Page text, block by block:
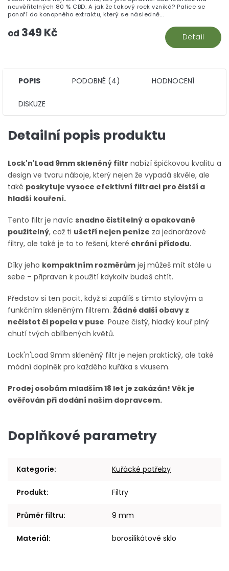
od 349 Kč Detail
neuvěřitelných 80 % CBD. A jak že takový rock vzniká? Palice se
ponoří do konopného extraktu, který se následně...
POPIS PODOBNÉ (4) HODNOCENÍ
DISKUZE
Detailní popis produktu
Lock'n'Load 9mm skleněný filtr nabízí špičkovou kvalitu a
design ve tvaru náboje, který nejen že vypadá skvěle, ale
také poskytuje vysoce efektivní filtraci pro čistší a
hladší kouření.
Tento filtr je navíc snadno čistitelný a opakovaně
použitelný, což ti ušetří nejen peníze za jednorázové
filtry, ale také je to to řešení, které chrání přídodu.
Díky jeho kompaktním rozměrům jej můžeš mít stále u
sebe – připraven k použití kdykoliv budeš chtít.
Představ si ten pocit, když si zapálíš s tímto stylovým a
funkčním skleněným filtrem. Žádné další obavy z
nečistot či popela v puse. Pouze čistý, hladký kouř plný
chutí tvých oblíbených květů.
Lock'n'Load 9mm skleněný filtr je nejen praktický, ale také
módní doplněk pro každého kuřáka s vkusem.
Prodej osobám mladším 18 let je zakázán! Věk je
ověřován při dodání naším dopravcem.
Doplňkové parametry
Kategorie: Kuřácké potřeby
Produkt: Filtry
Průměr filtru: 9 mm
Materiál: borosilikátové sklo